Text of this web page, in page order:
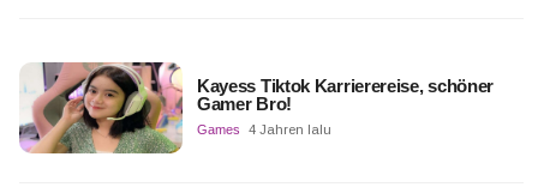
Kayess Tiktok Karrierereise, schöner
Gamer Bro!
Games 4 Jahren lalu